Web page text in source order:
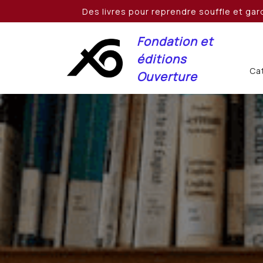
Des livres pour reprendre souffle et
Fondation et
éditions
Ouverture